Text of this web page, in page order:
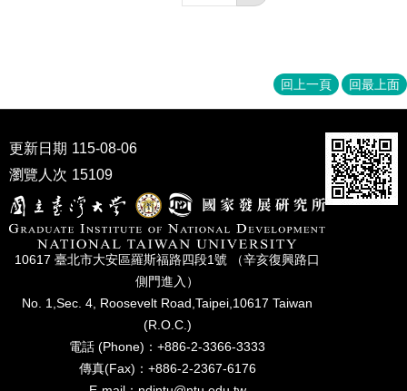
回上一頁 回最上面
更新日期 115-08-06
瀏覽人次 15109
10617 臺北市⼤安區羅斯福路四段1號 （辛亥復興路⼝
側⾨進入）
No. 1,Sec. 4, Roosevelt Road,Taipei,10617 Taiwan
(R.O.C.)
電話 (Phone)：+886-2-3366-3333
傳真(Fax)：+886-2-2367-6176